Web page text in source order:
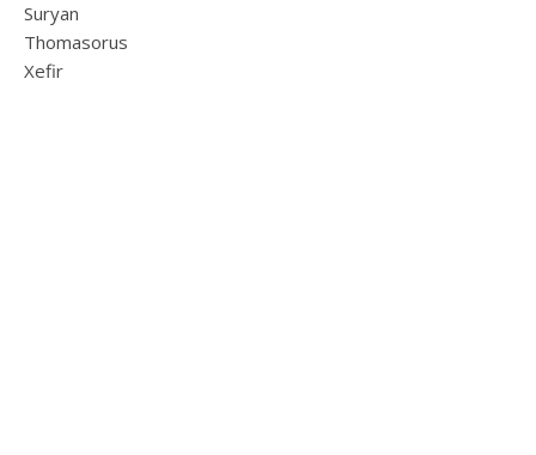
Suryan
Thomasorus
Xefir